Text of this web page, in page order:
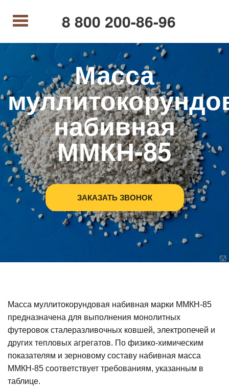
8 800 200-86-96
Масса
набивная
ММКН-85
ЗАКАЗАТЬ ЗВОНОК
Масса муллитокорундовая набивная марки ММКН-85
предназначена для выполнения монолитных
футеровок сталеразливочных ковшей, электропечей и
других тепловых агрегатов. По физико-химическим
показателям и зерновому составу набивная масса
ММКН-85 соответствует требованиям, указанным в
таблице.